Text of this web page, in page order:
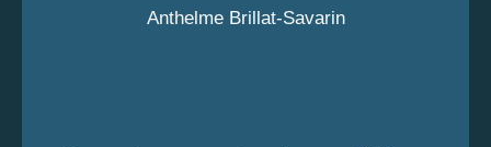
Anthelme Brillat-Savarin